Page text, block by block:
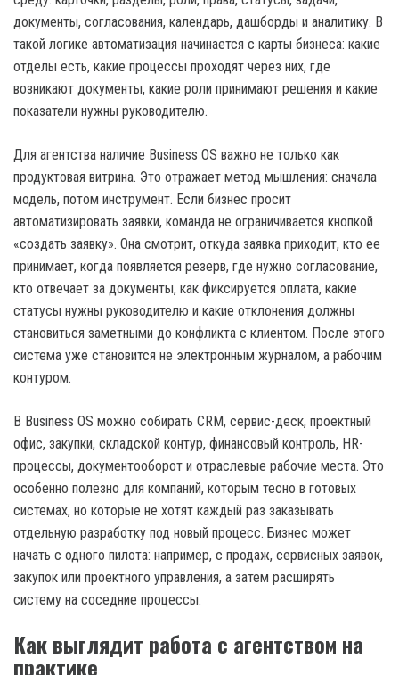
документы, согласования, календарь, дашборды и аналитику. В
такой логике автоматизация начинается с карты бизнеса: какие
отделы есть, какие процессы проходят через них, где
возникают документы, какие роли принимают решения и какие
показатели нужны руководителю.
Для агентства наличие Business OS важно не только как
продуктовая витрина. Это отражает метод мышления: сначала
модель, потом инструмент. Если бизнес просит
автоматизировать заявки, команда не ограничивается кнопкой
«создать заявку». Она смотрит, откуда заявка приходит, кто ее
принимает, когда появляется резерв, где нужно согласование,
кто отвечает за документы, как фиксируется оплата, какие
статусы нужны руководителю и какие отклонения должны
становиться заметными до конфликта с клиентом. После этого
система уже становится не электронным журналом, а рабочим
контуром.
В Business OS можно собирать CRM, сервис-деск, проектный
офис, закупки, складской контур, финансовый контроль, HR-
процессы, документооборот и отраслевые рабочие места. Это
особенно полезно для компаний, которым тесно в готовых
системах, но которые не хотят каждый раз заказывать
отдельную разработку под новый процесс. Бизнес может
начать с одного пилота: например, с продаж, сервисных заявок,
закупок или проектного управления, а затем расширять
систему на соседние процессы.
Как выглядит работа с агентством на
практике